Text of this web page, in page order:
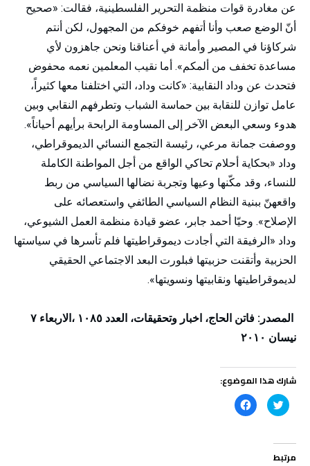
عن مغادرة قوات منظمة التحرير الفلسطينية، فقالت: «صحيح
أنّ الوضع صعب وأنا أتفهم خوفكم من المجهول، لكن أنتم
شركاؤنا في المصير وأمانة في أعناقنا ونحن جاهزون لأي
مساعدة تخفف من ألمكم». أما نقيب المعلمين نعمه محفوض
فتحدث عن وداد النقابية: «كانت وداد، التي اختلفنا معها كثيراً،
عامل توازن للنقابة بين حماسة الشباب وتطرفهم النقابي وبين
هدوء وسعي البعض الآخر إلى المساومة الرابحة برأيهم أحياناً».
ووصفت جمانة مرعي، رئيسة التجمع النسائي الديموقراطي،
وداد «بحكاية أحلام تحاكي الواقع من أجل المواطنة الكاملة
للنساء، وقد مكّنها وعيها وتجربة نضالها السياسي من ربط
واقعهنّ ببنية النظام السياسي الطائفي واستعصائه على
الإصلاح». وحيّا أحمد جابر، عضو قيادة منظمة العمل الشيوعي،
وداد « الرفيقة التي أجادت ديموقراطيتها فلم تأسرها في سياستها
الحزبية وأتقنت حزبيتها فبلورت البعد الاجتماعي الحقيقي
لديموقراطيتها ونقابيتها ونسويتها».
المصدر :
فاتن الحاج، اخبار وتحقيقات، العدد ١٠٨٥ ،الاربعاء ٧
نيسان ٢٠١٠
شارك هذا الموضوع:
ض ن
مرتبط